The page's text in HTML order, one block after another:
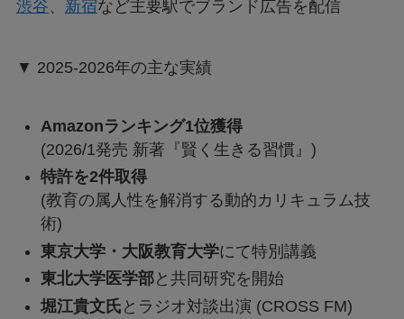
渋谷、 新宿など主要駅でブランド広告を配信
▼ 2025-2026年の主な実績
Amazonランキング1位獲得
(2026/1発売 新著『賢く生きる習慣』)
特許を2件取得
(教育の属人性を解消する動的カリキュラム技
術)
東京大学・大阪教育大学にて特別講義
東北大学医学部と共同研究を開始
堀江貴文氏 とラジオ対談出演 (CROSS FM)